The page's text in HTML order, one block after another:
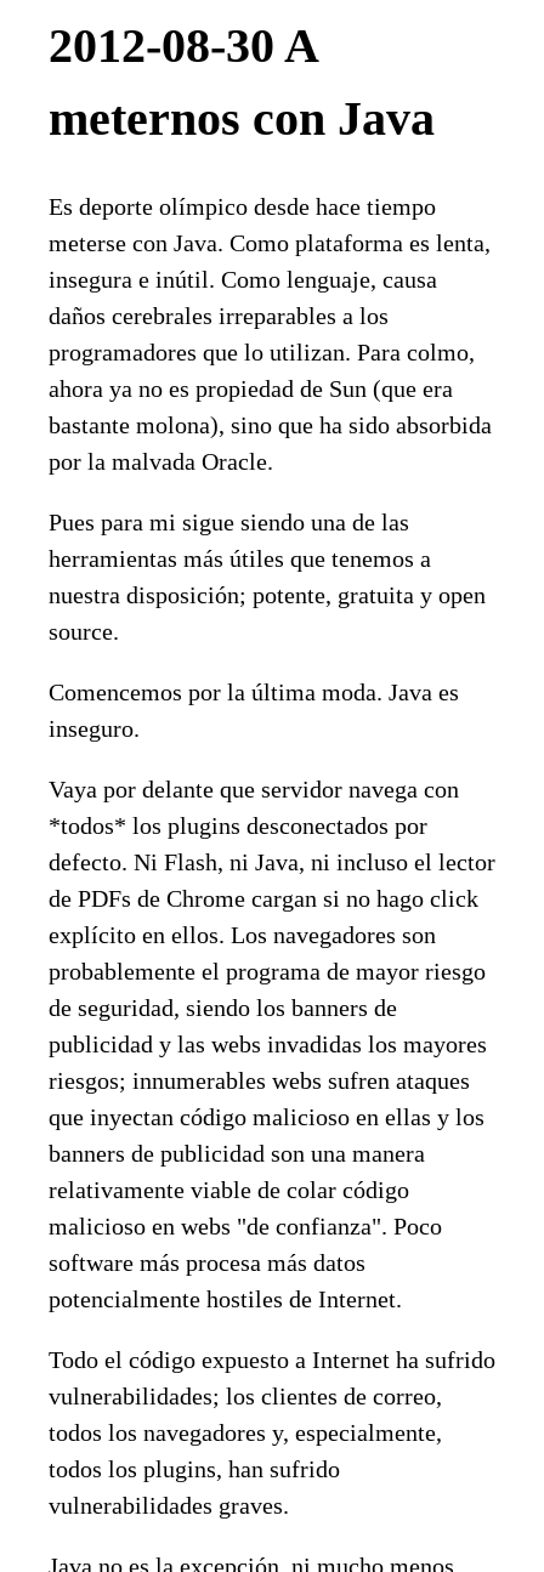
2012-08-30 A
meternos con Java
Es deporte olímpico desde hace tiempo
meterse con Java. Como plataforma es lenta,
insegura e inútil. Como lenguaje, causa
daños cerebrales irreparables a los
programadores que lo utilizan. Para colmo,
ahora ya no es propiedad de Sun (que era
bastante molona), sino que ha sido absorbida
por la malvada Oracle.
Pues para mi sigue siendo una de las
herramientas más útiles que tenemos a
nuestra disposición; potente, gratuita y open
source.
Comencemos por la última moda. Java es
inseguro.
Vaya por delante que servidor navega con
*todos* los plugins desconectados por
defecto. Ni Flash, ni Java, ni incluso el lector
de PDFs de Chrome cargan si no hago click
explícito en ellos. Los navegadores son
probablemente el programa de mayor riesgo
de seguridad, siendo los banners de
publicidad y las webs invadidas los mayores
riesgos; innumerables webs sufren ataques
que inyectan código malicioso en ellas y los
banners de publicidad son una manera
relativamente viable de colar código
malicioso en webs "de confianza". Poco
software más procesa más datos
potencialmente hostiles de Internet.
Todo el código expuesto a Internet ha sufrido
vulnerabilidades; los clientes de correo,
todos los navegadores y, especialmente,
todos los plugins, han sufrido
vulnerabilidades graves.
Java no es la excepción, ni mucho menos.